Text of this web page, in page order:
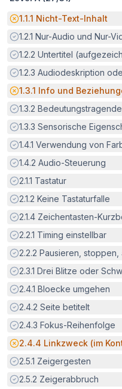
Potenzielle Barriere:
1.1.1 Nicht-Text-Inhalt
Erfüllt:
1.2.1 Nur-Audio und Nur-
Erfüllt:
1.2.2 Untertitel
Erfüllt:
1.2.3 Audiodeskription
Potenzielle Barriere:
1.3.1 Info und
Erfüllt:
1.3.2
Erfüllt:
1.3.3 Sensorische
Erfüllt:
1.4.1 Verwendung von
Erfüllt:
1.4.2 Audio-Steuerung
Erfüllt:
2.1.1 Tastatur
Erfüllt:
2.1.2 Keine Tastaturfalle
Erfüllt:
2.1.4 Zeichentasten-
Erfüllt:
2.2.1 Timing einstellbar
Erfüllt:
2.2.2 Pausieren, stoppen,
Erfüllt:
2.3.1 Drei Blitze oder
Erfüllt:
2.4.1 Bloecke umgehen
Erfüllt:
2.4.2 Seite betitelt
Erfüllt:
2.4.3 Fokus-Reihenfolge
Potenzielle Barriere:
2.4.4 Linkzweck (im
Erfüllt:
2.5.1 Zeigergesten
Erfüllt:
2.5.2 Zeigerabbruch